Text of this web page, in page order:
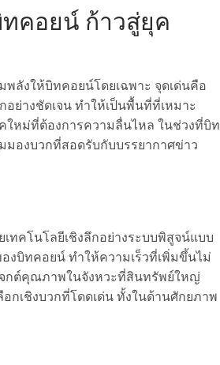
ทคอยน์ ก้าวสู่ยุค
มพลังให้บิทคอยน์โดยเฉพาะ จุดเด่นคือ
ย่างชัดเจน ทำให้เป็นพื้นที่ที่เหมาะ
ใหม่ที่ต้องการความลื่นไหล ในช่วงที่บิท
องบวกที่สอดรับกับบรรยากาศข่าว
ทคโนโลยีเชิงลึกอย่างระบบพิสูจน์แบบ
งบิทคอยน์ ทำให้ความเร็วที่เพิ่มขึ้นไม่
กต์คุณภาพในจังหวะที่สินทรัพย์ใหญ่
อกเชิงบวกที่โดดเด่น ทั้งในด้านศักยภาพ